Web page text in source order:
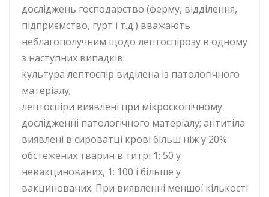
досліджень господарство (ферму, відділення,
підприємство, гурт і т.д.) вважають
неблагополучним щодо лептоспірозу в одному
з наступних випадків:
культура лептоспір виділена із патологічного
матеріалу;
лептоспіри виявлені при мікроскопічному
дослідженні патологічного матеріалу; антитіла
виявлені в сироватці крові більш ніж у 20%
обстежених тварин в титрі 1: 50 у
невакцинованих, 1: 100 і більше у
вакцинованих. При виявленні меншої кількості